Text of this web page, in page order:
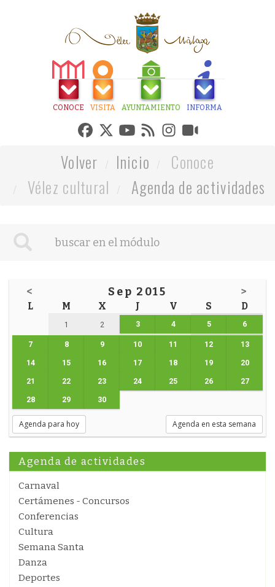
CONOCE VISITA AYUNTAMIENTO INFORMA
Volver Inicio
Conoce
Vélez cultural
Agenda de actividades
< Sep 2015 >
L M X J V S D
1 2 3 4 5 6
7 8 9 10 11 12 13
14 15 16 17 18 19 20
21 22 23 24 25 26 27
28 29 30
Agenda para hoy Agenda en esta semana
Agenda de actividades
Carnaval
Certámenes - Concursos
Conferencias
Cultura
Semana Santa
Danza
Deportes